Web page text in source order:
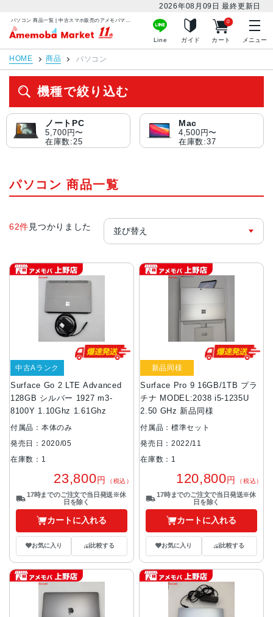
2026年08月09日 最終更新日
アメモバマーケット
Line ガイド カート
0
メニュー
HOME 商品 パソコン
機種で絞り込む
ノートPC
5,700円〜
在庫数:25
Mac
4,500円〜
在庫数:37
パソコン 商品一覧
62件 見つかりました
Surface Go 2 LTE Advanced
128GB シルバー 1927 m3-
8100Y 1.10Ghz 1.61Ghz
中古Aランク
付属品：本体のみ
発売日：2020/05
在庫数：1
23,800円 （税込）
17時までのご注文で当日発送※休
日を除く
カートに入れる
お気に入り 比較する
Surface Pro 9 16GB/1TB プラ
チナ MODEL:2038 i5-1235U
2.50 GHz 新品同様
新品同様
付属品：標準セット
発売日：2022/11
在庫数：1
120,800円 （税込）
17時までのご注文で当日発送※休
日を除く
カートに入れる
お気に入り 比較する